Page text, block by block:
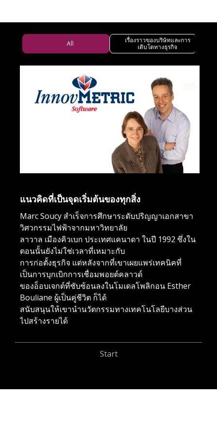
All
เรื่องราวของบริษัทและการ
เติบโตทางธุรกิจ
แนวคิดที่เป็นจุดเริ่มต้นของทุกสิ่ง
Marc Soucy สำเร็จการศึกษาระดับปริญญาเอกสาขา
วิศวกรรมไฟฟ้าจากมหาวิทยาลัย
ลาวาล เมืองคิวเบก ประเทศแคนาดา ในปี 1992 ซึ่งใน
ตอนนั้นยังไม่ใช่เวลาที่เหมาะกับ
การก่อตั้งธุรกิจ แต่หลังจากที่เขาเผยแพร่เทคนิคที่
เป็นการบุกเบิกการเชื่อมพอยต์คลาวด์
ของอ็อบเจกต์ที่ซับซ้อนลงในโมเดลโพลิกอน Esther
Bouliane ผู้เป็นคู่ชีวิต ก็ได้
สนับสนุนให้เขานำนวัตกรรมทางเทคโนโลยีบางส่วน
ไปสร้างรายได้
Start